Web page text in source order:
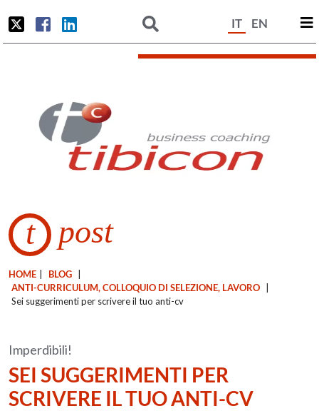
IT EN
t post
HOME BLOG
ANTI-CURRICULUM, COLLOQUIO DI SELEZIONE, LAVORO
Sei suggerimenti per scrivere il tuo anti-cv
Imperdibili!
SEI SUGGERIMENTI PER
SCRIVERE IL TUO ANTI-CV